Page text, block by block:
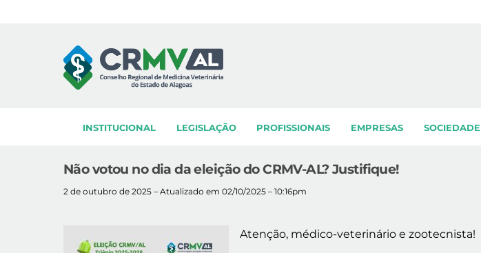
INSTITUCIONAL LEGISLAÇÃO PROFISSIONAIS EMPRESAS SOCIEDADE
Não votou no dia da eleição do CRMV-AL? Justifique!
2 de outubro de 2025 – Atualizado em 02/10/2025 – 10:16pm
Atenção, médico-veterinário e zootecnista!